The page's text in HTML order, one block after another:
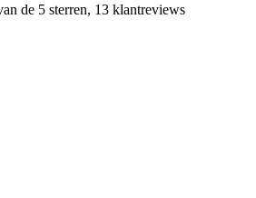
de 5 sterren, 13 klantreviews